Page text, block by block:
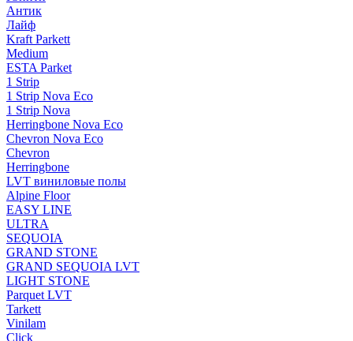
Антик
Лайф
Kraft Parkett
Medium
ESTA Parket
1 Strip
1 Strip Nova Eco
1 Strip Nova
Herringbone Nova Eco
Chevron Nova Eco
Chevron
Herringbone
LVT виниловые полы
Alpine Floor
EASY LINE
ULTRA
SEQUOIA
GRAND STONE
GRAND SEQUOIA LVT
LIGHT STONE
Parquet LVT
Tarkett
Vinilam
Click